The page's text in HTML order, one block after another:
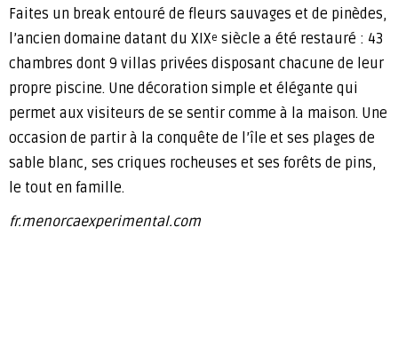
Faites un break entouré de fleurs sauvages et de pinèdes,
l’ancien domaine datant du XIXe siècle a été restauré : 43
chambres dont 9 villas privées disposant chacune de leur
propre piscine. Une décoration simple et élégante qui
permet aux visiteurs de se sentir comme à la maison. Une
occasion de partir à la conquête de l’île et ses plages de
sable blanc, ses criques rocheuses et ses forêts de pins,
le tout en famille.
fr.menorcaexperimental.com